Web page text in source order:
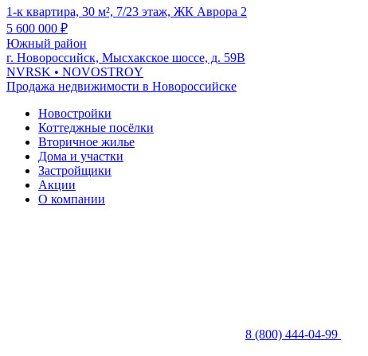
1-к квартира, 30 м², 7/23 этаж, ЖК Аврора 2
5 600 000 ₽
Южный район
г. Новороссийск, Мысхакское шоссе, д. 59В
NVRSK • NOVOSTROY
Продажа недвижимости в Новороссийске
Новостройки
Коттеджные посёлки
Вторичное жилье
Дома и участки
Застройщики
Акции
О компании
8 (800) 444-04-99